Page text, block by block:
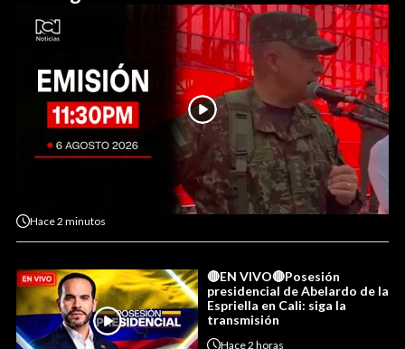
Hace2 minutos
🔴EN VIVO🔴Posesión
presidencial de Abelardo de la
Espriella en Cali: siga la
transmisión
Hace2 horas